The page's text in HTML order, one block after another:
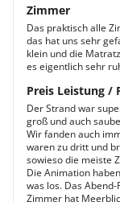
Zimmer
Das praktisch alle
das hat uns sehr
klein und die
es eigentlich sehr
Preis Leistung /
Der Strand war
groß und auch
Wir fanden auch
waren zu dritt und
sowieso die meiste
Die Animation
was los. Das
Zimmer hat